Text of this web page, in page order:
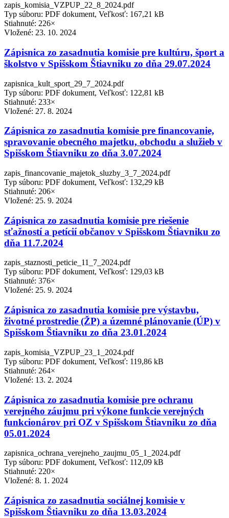
zapis_komisia_VZPUP_22_8_2024.pdf
Typ súboru: PDF dokument, Veľkosť: 167,21 kB
Stiahnuté: 226×
Vložené: 23. 10. 2024
Zápisnica zo zasadnutia komisie pre kultúru, šport a
školstvo v Spišskom Štiavniku zo dňa 29.07.2024
zapisnica_kult_sport_29_7_2024.pdf
Typ súboru: PDF dokument, Veľkosť: 122,81 kB
Stiahnuté: 233×
Vložené: 27. 8. 2024
Zápisnica zo zasadnutia komisie pre financovanie,
spravovanie obecného majetku, obchodu a služieb v
Spišskom Štiavniku zo dňa 3.07.2024
zapis_financovanie_majetok_sluzby_3_7_2024.pdf
Typ súboru: PDF dokument, Veľkosť: 132,29 kB
Stiahnuté: 206×
Vložené: 25. 9. 2024
Zápisnica zo zasadnutia komisie pre riešenie
sťažností a petícií občanov v Spišskom Štiavniku zo
dňa 11.7.2024
zapis_staznosti_peticie_11_7_2024.pdf
Typ súboru: PDF dokument, Veľkosť: 129,03 kB
Stiahnuté: 376×
Vložené: 25. 9. 2024
Zápisnica zo zasadnutia komisie pre výstavbu,
životné prostredie (ŽP) a územné plánovanie (ÚP) v
Spišskom Štiavniku zo dňa 23.01.2024
zapis_komisia_VZPUP_23_1_2024.pdf
Typ súboru: PDF dokument, Veľkosť: 119,86 kB
Stiahnuté: 264×
Vložené: 13. 2. 2024
Zápisnica zo zasadnutia komisie pre ochranu
verejného záujmu pri výkone funkcie verejných
funkcionárov pri OZ v Spišskom Štiavniku zo dňa
05.01.2024
zapisnica_ochrana_verejneho_zaujmu_05_1_2024.pdf
Typ súboru: PDF dokument, Veľkosť: 112,09 kB
Stiahnuté: 220×
Vložené: 8. 1. 2024
Zápisnica zo zasadnutia sociálnej komisie v
Spišskom Štiavniku zo dňa 13.03.2024